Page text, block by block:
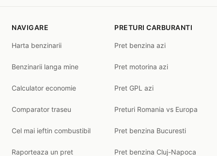
NAVIGARE
Harta benzinarii
Benzinarii langa mine
Calculator economie
Comparator traseu
Cel mai ieftin combustibil
Raporteaza un pret
PRETURI CARBURANTI
Pret benzina azi
Pret motorina azi
Pret GPL azi
Preturi Romania vs Europa
Pret benzina Bucuresti
Pret benzina Cluj-Napoca